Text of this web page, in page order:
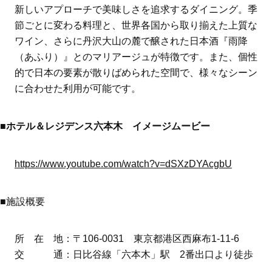
新しいアプローチで美味しさを追求するダイニング。季
節ごとに変わる料理と、世界各国から取り揃えた上質な
ワイン、さらに丹沢大山の麓で醸された日本酒『雨降
（あふり）』とのマリアージュが特徴です。また、個性
的で日本の要素が散りばめられた空間で、様々なシーン
に合わせた利用が可能です。
■ホテル＆レジデンス六本木 イメージムービー
https://www.youtube.com/watch?v=dSXzDYAcgbU
■施設概要
所 在 地：〒106-0031 東京都港区西麻布1-11-6
交 通：日比谷線「六本木」駅 2番出口より徒歩